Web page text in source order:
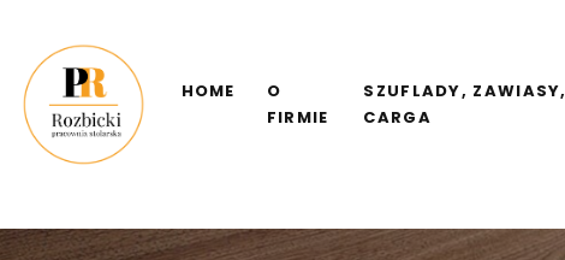
HOME
O
FIRMIE
SZUFLADY, ZAWIASY,
CARGA